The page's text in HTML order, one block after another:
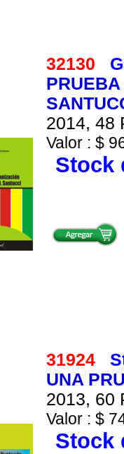
32130
2014, 48
Valor : $
Stock
31924
UNA
2013, 60
Valor : $
Stock